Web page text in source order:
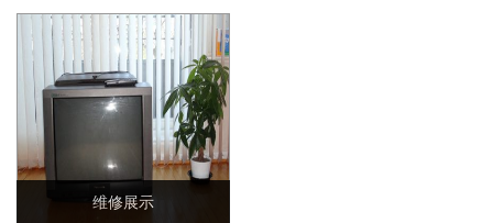
维修展示